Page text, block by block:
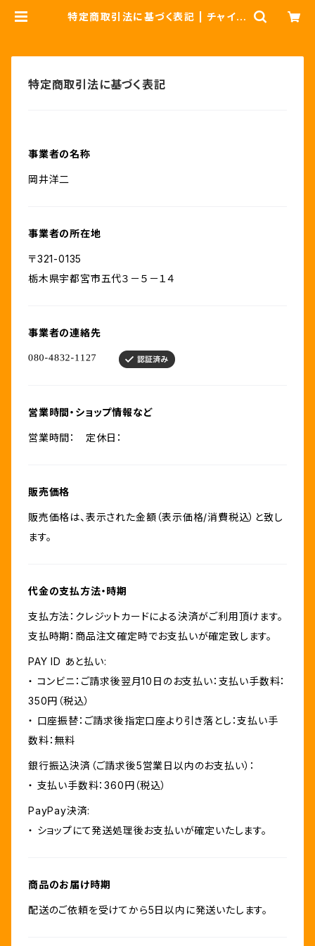
特定商取引法に基づく表記 | チャイ屋
特定商取引法に基づく表記
事業者の名称
岡井洋二
事業者の所在地
〒321-0135
栃木県宇都宮市五代３－５－１４
事業者の連絡先
営業時間・ショップ情報など
営業時間： 定休日：
販売価格
販売価格は、表示された金額（表示価格/消費税込）と致し
ます。
代金の支払方法・時期
支払方法：クレジットカードによる決済がご利用頂けます。
支払時期：商品注文確定時でお支払いが確定致します。
PAY ID あと払い:
・ コンビニ：ご請求後翌月10日のお支払い：支払い手数料：
350円（税込）
・ 口座振替：ご請求後指定口座より引き落とし：支払い手
数料：無料
銀行振込決済（ご請求後5営業日以内のお支払い）：
・ 支払い手数料：360円（税込）
PayPay決済:
・ ショップにて発送処理後お支払いが確定いたします。
商品のお届け時期
配送のご依頼を受けてから5日以内に発送いたします。